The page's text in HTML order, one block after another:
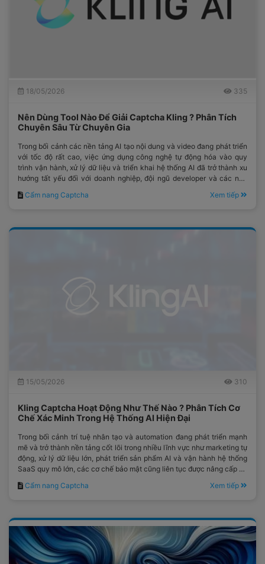
18/05/2026 335
Nên Dùng Tool Nào Để Giải Captcha Kling ? Phân Tích
Chuyên Sâu Từ Chuyên Gia
Trong bối cảnh các nền tảng AI tạo nội dung và video đang phát triển
với tốc độ rất cao, việc ứng dụng công nghệ tự động hóa vào quy
trình vận hành, xử lý dữ liệu và triển khai hệ thống AI đã trở thành xu
hướng tất yếu đối với doanh nghiệp, đội ngũ developer và các nền
Cẩm nang Captcha Xem tiếp
15/05/2026 310
Kling Captcha Hoạt Động Như Thế Nào ? Phân Tích Cơ
Chế Xác Minh Trong Hệ Thống AI Hiện Đại
Trong bối cảnh trí tuệ nhân tạo và automation đang phát triển mạnh
mẽ và trở thành nền tảng cốt lõi trong nhiều lĩnh vực như marketing tự
động, xử lý dữ liệu lớn, phát triển sản phẩm AI và vận hành hệ thống
SaaS quy mô lớn, các cơ chế bảo mật cũng liên tục được nâng cấp để
vi tự động hóa trái phép.
Cẩm nang Captcha Xem tiếp